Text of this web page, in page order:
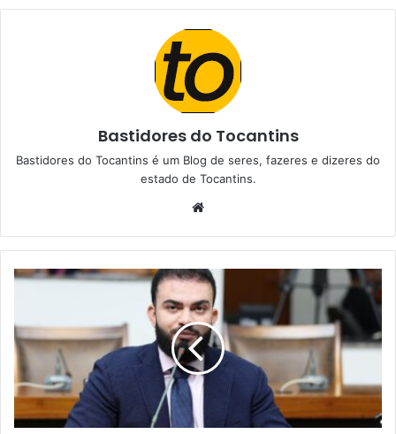
Bastidores do Tocantins
Bastidores do Tocantins é um Blog de seres, fazeres e dizeres do
estado de Tocantins.
b
s
t
e